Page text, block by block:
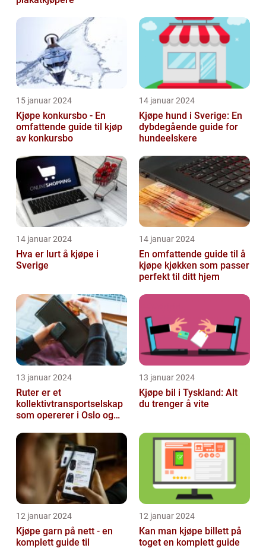
15 januar 2024
Kjøpe konkursbo - En
omfattende guide til kjøp
av konkursbo
14 januar 2024
Kjøpe hund i Sverige: En
dybdegående guide for
hundeelskere
14 januar 2024
Hva er lurt å kjøpe i
Sverige
14 januar 2024
En omfattende guide til å
kjøpe kjøkken som passer
perfekt til ditt hjem
13 januar 2024
Ruter er et
kollektivtransportselskap
som opererer i Oslo og
13 januar 2024
Kjøpe bil i Tyskland: Alt
du trenger å vite
12 januar 2024
Kjøpe garn på nett - en
komplett guide til
12 januar 2024
Kan man kjøpe billett på
toget en komplett guide